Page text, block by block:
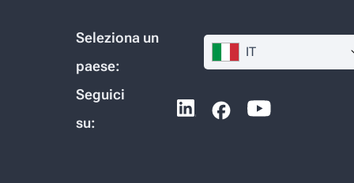
Seleziona un
paese:
IT
Seguici
su: